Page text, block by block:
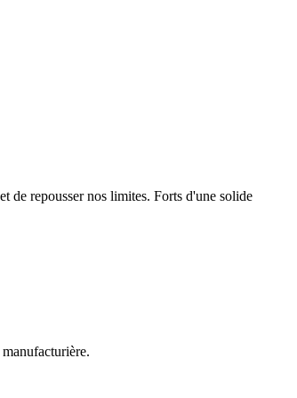
de repousser nos limites. Forts d'une solide